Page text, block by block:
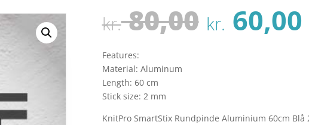
kr.80,00 Den
kr. 60,00
Features:
Material: Aluminum
Length: 60 cm
Stick size: 2 mm
KnitPro SmartStix Rundpinde Aluminium 60cm Blå